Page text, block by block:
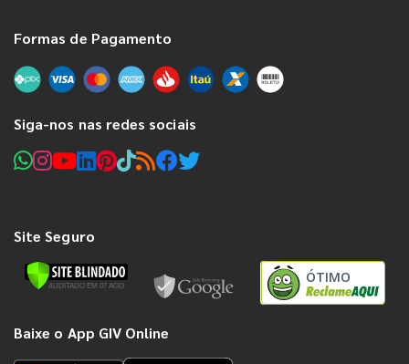
Formas de Pagamento
Siga-nos nas redes sociais
Site Seguro
ÓTIMO
Baixe o App GIV Online